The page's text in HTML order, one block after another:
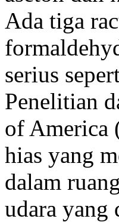
Ada tiga
serius
Penelitian
of America
hias yang
dalam
udara yang